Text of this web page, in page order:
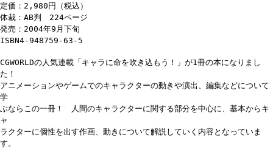
定価：2,980円（税込）
体裁：AB判 224ページ
発売：2004年9月下旬
ISBN4-948759-63-5
CGWORLDの人気連載「キャラに命を吹き込もう！」が1冊の本になりまし
た！
アニメーションやゲームでのキャラクターの動きや演出、編集などについて
学
ぶならこの一冊！ 人間のキャラクターに関する部分を中心に、基本からキ
ャ
ラクターに個性を出す作画、動きについて解説していく内容となっていま
す。